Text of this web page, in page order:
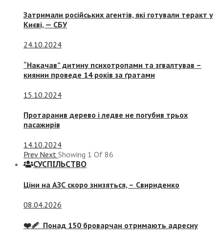
Затримали російських агентів, які готували теракт у
Києві, — СБУ
24.10.2024
“Накачав” дитину психотропами та згвалтував –
киянин проведе 14 років за ґратами
15.10.2024
Протаранив дерево і ледве не погубив трьох
пасажирів
14.10.2024
Prev Next Showing 1 Of 86
СУСПIЛЬСТВО
Ціни на АЗС скоро знизяться, – Свириденко
08.04.2026
❤️‍🩹 Понад 150 броварчан отримають адресну